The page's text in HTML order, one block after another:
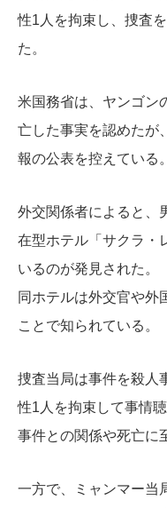
性1人を拘束し、 捜査
た。
米国務省は、ヤンゴン
亡した事実を認めたが
報の公表を控えている。
外交関係者によると、
在型ホテル「サクラ・
いるのが発見された。
同ホテルは外交官や外
ことで知られている。
捜査当局は事件を殺人
性1人を拘束して事情聴
事件との関係や死亡に
一方で、ミャンマー当